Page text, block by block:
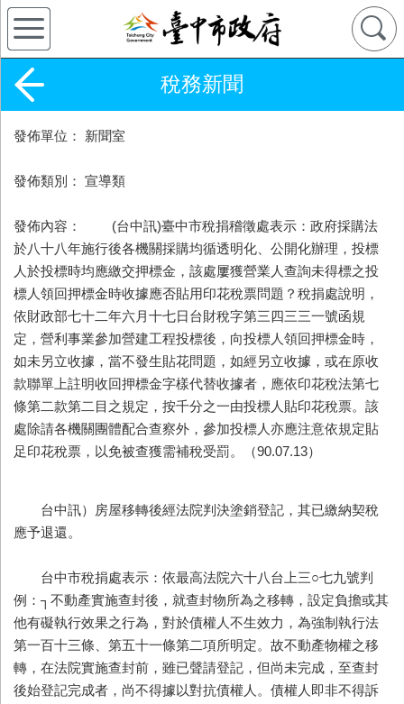
稅務新聞
發佈單位： 新聞室
發佈類別： 宣導類
發佈內容： (台中訊)臺中市稅捐稽徵處表示：政府採購法
於八十八年施行後各機關採購均循透明化、公開化辦理，投標
人於投標時均應繳交押標金，該處屢獲營業人查詢未得標之投
標人領回押標金時收據應否貼用印花稅票問題？稅捐處說明，
依財政部七十二年六月十七日台財稅字第三四三三一號函規
定，營利事業參加營建工程投標後，向投標人領回押標金時，
如未另立收據，當不發生貼花問題，如經另立收據，或在原收
款聯單上註明收回押標金字樣代替收據者，應依印花稅法第七
條第二款第二目之規定，按千分之一由投標人貼印花稅票。該
處除請各機關團體配合查察外，參加投標人亦應注意依規定貼
足印花稅票，以免被查獲需補稅受罰。（90.07.13）
台中訊）房屋移轉後經法院判決塗銷登記，其已繳納契稅
應予退還。
台中市稅捐處表示：依最高法院六十八台上三○七九號判
例：┐不動產實施查封後，就查封物所為之移轉，設定負擔或其
他有礙執行效果之行為，對於債權人不生效力，為強制執行法
第一百十三條、第五十一條第二項所明定。故不動產物權之移
轉，在法院實施查封前，雖已聲請登記，但尚未完成，至查封
後始登記完成者，尚不得據以對抗債權人。債權人即非不得訴